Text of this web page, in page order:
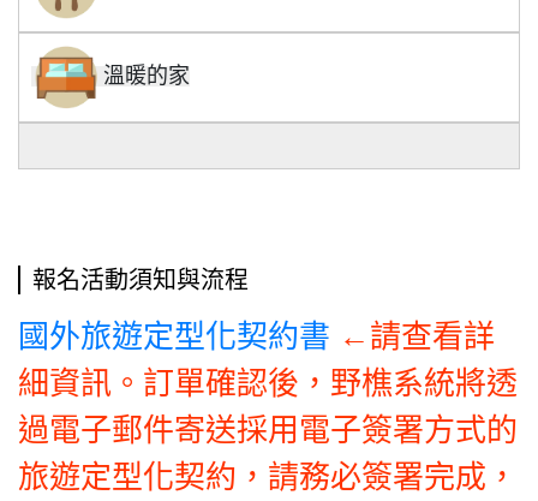
溫暖的家
報名活動須知與流程
國外旅遊定型化契約書 ← 請查看詳
細資訊。訂單確認後，野樵系統將透
過電子郵件寄送採用電子簽署方式的
旅遊定型化契約，請務必簽署完成，